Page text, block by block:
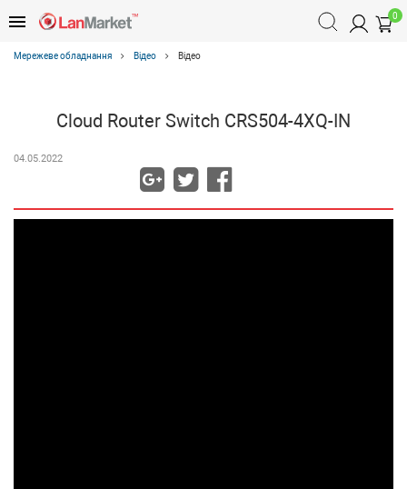
0
Мережеве обладнання Відео Відео
Cloud Router Switch CRS504-4XQ-IN
04.05.2022